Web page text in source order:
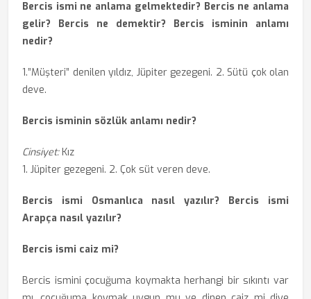
Bercis ismi ne anlama gelmektedir? Bercis ne anlama
gelir? Bercis ne demektir? Bercis isminin anlamı
nedir?
1.”Müşteri” denilen yıldız, Jüpiter gezegeni. 2. Sütü çok olan
deve.
Bercis isminin sözlük anlamı nedir?
Cinsiyet:Kız
1. Jüpiter gezegeni. 2. Çok süt veren deve.
Bercis ismi Osmanlıca nasıl yazılır? Bercis ismi
Arapça nasıl yazılır?
Bercis ismi caiz mi?
Bercis ismini çocuğuma koymakta herhangi bir sıkıntı var